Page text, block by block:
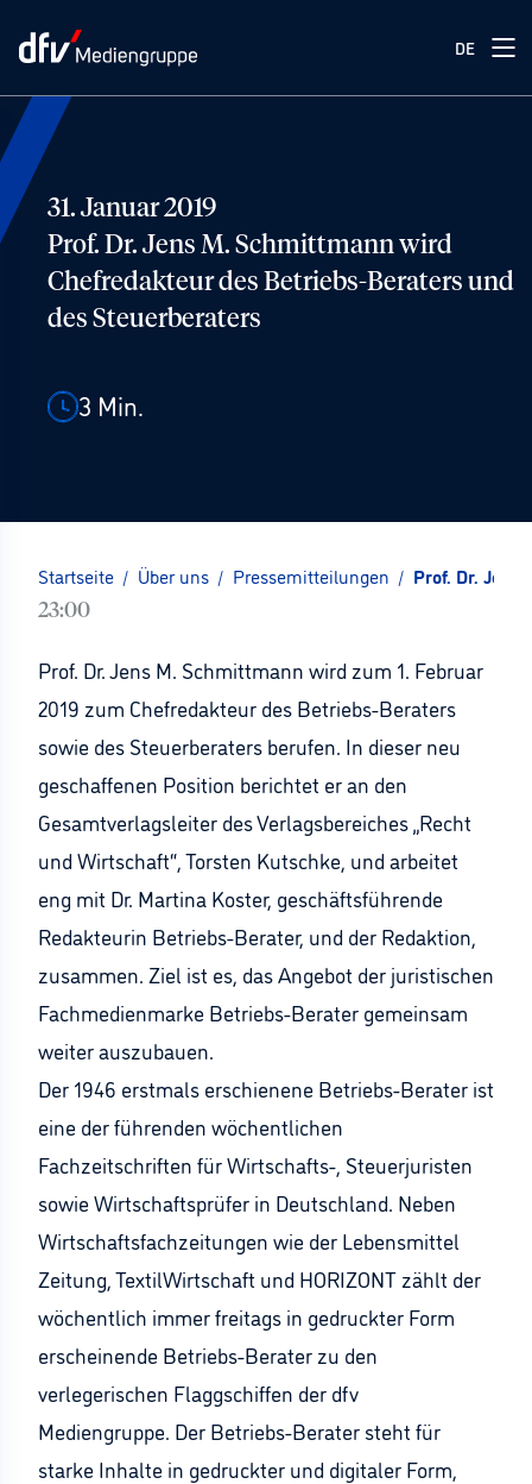
DE
31. Januar 2019
Prof. Dr. Jens M. Schmittmann wird
Chefredakteur des Betriebs-Beraters und
des Steuerberaters
3 Min.
Startseite / Über uns / Pressemitteilungen / Prof. Dr.
23:00
Prof. Dr. Jens M. Schmittmann wird zum 1. Februar
2019 zum Chefredakteur des Betriebs-Beraters
sowie des Steuerberaters berufen. In dieser neu
geschaffenen Position berichtet er an den
Gesamtverlagsleiter des Verlagsbereiches „Recht
und Wirtschaft“, Torsten Kutschke, und arbeitet
eng mit Dr. Martina Koster, geschäftsführende
Redakteurin Betriebs-Berater, und der Redaktion,
zusammen. Ziel ist es, das Angebot der juristischen
Fachmedienmarke Betriebs-Berater gemeinsam
weiter auszubauen.
Der 1946 erstmals erschienene Betriebs-Berater ist
eine der führenden wöchentlichen
Fachzeitschriften für Wirtschafts-, Steuerjuristen
sowie Wirtschaftsprüfer in Deutschland. Neben
Wirtschaftsfachzeitungen wie der Lebensmittel
Zeitung, TextilWirtschaft und HORIZONT zählt der
wöchentlich immer freitags in gedruckter Form
erscheinende Betriebs-Berater zu den
verlegerischen Flaggschiffen der dfv
Mediengruppe. Der Betriebs-Berater steht für
starke Inhalte in gedruckter und digitaler Form,